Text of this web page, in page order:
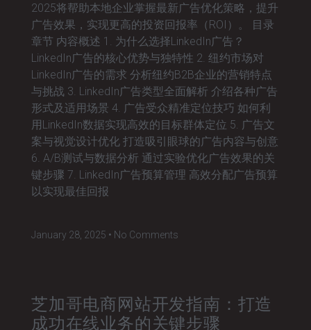
2025将帮助本地企业掌握最新广告优化策略，提升
广告效果，实现更高的投资回报率（ROI）。 目录
章节 内容概述 1. 为什么选择LinkedIn广告？
LinkedIn广告的核心优势与独特性 2. 纽约市场对
LinkedIn广告的需求 分析纽约B2B企业的营销特点
与挑战 3. LinkedIn广告类型全面解析 介绍各种广告
形式及适用场景 4. 广告受众精准定位技巧 如何利
用LinkedIn数据实现高效的目标群体定位 5. 广告文
案与视觉设计优化 打造吸引眼球的广告内容与创意
6. A/B测试与数据分析 通过实验优化广告效果的关
键步骤 7. LinkedIn广告预算管理 高效分配广告预算
以实现最佳回报
January 28, 2025 No Comments
芝加哥电商网站开发指南：打造
成功在线业务的关键步骤